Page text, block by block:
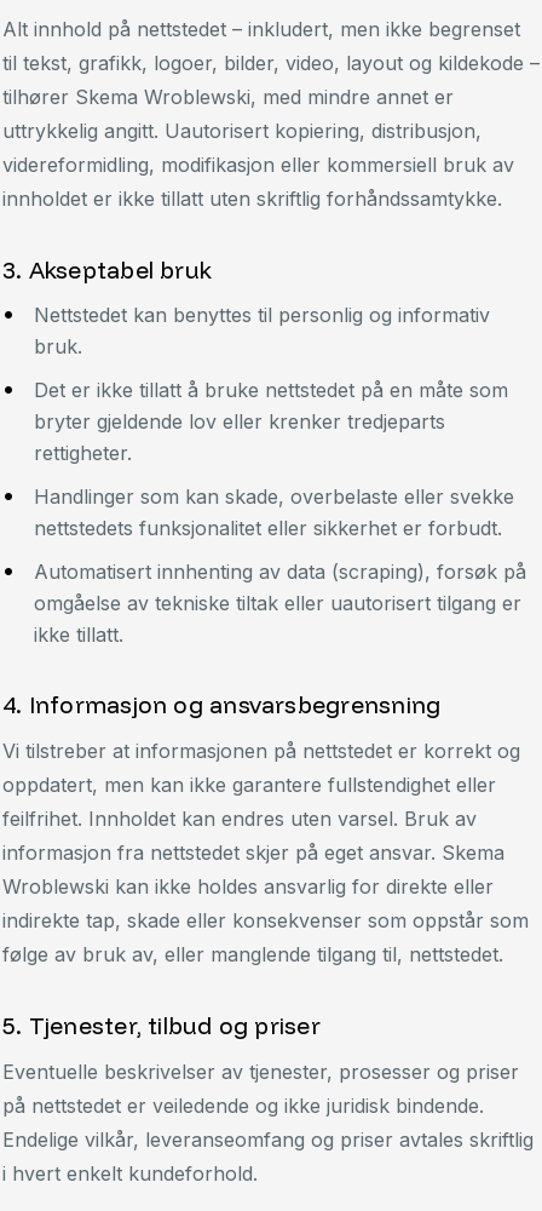
Alt innhold på nettstedet – inkludert, men ikke begrenset
til tekst, grafikk, logoer, bilder, video, layout og kildekode –
tilhører Skema Wroblewski, med mindre annet er
uttrykkelig angitt. Uautorisert kopiering, distribusjon,
videreformidling, modifikasjon eller kommersiell bruk av
innholdet er ikke tillatt uten skriftlig forhåndssamtykke.
3. Akseptabel bruk
Nettstedet kan benyttes til personlig og informativ
bruk.
Det er ikke tillatt å bruke nettstedet på en måte som
bryter gjeldende lov eller krenker tredjeparts
rettigheter.
Handlinger som kan skade, overbelaste eller svekke
nettstedets funksjonalitet eller sikkerhet er forbudt.
Automatisert innhenting av data (scraping), forsøk på
omgåelse av tekniske tiltak eller uautorisert tilgang er
ikke tillatt.
4. Informasjon og ansvarsbegrensning
Vi tilstreber at informasjonen på nettstedet er korrekt og
oppdatert, men kan ikke garantere fullstendighet eller
feilfrihet. Innholdet kan endres uten varsel. Bruk av
informasjon fra nettstedet skjer på eget ansvar. Skema
Wroblewski kan ikke holdes ansvarlig for direkte eller
indirekte tap, skade eller konsekvenser som oppstår som
følge av bruk av, eller manglende tilgang til, nettstedet.
5. Tjenester, tilbud og priser
Eventuelle beskrivelser av tjenester, prosesser og priser
på nettstedet er veiledende og ikke juridisk bindende.
Endelige vilkår, leveranseomfang og priser avtales skriftlig
i hvert enkelt kundeforhold.